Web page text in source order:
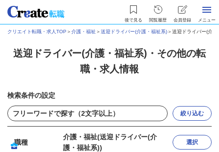
後で見る 閲覧履歴 会員登録 メニュー
クリエイト転職・求人TOP ＞介護・福祉＞送迎ドライバー(介護・福祉系)＞送迎ドライバー(介
送迎ドライバー(介護・福祉系)・その他の転
職・求人情報
検索条件の設定
絞り込む
職種
介護・福祉(送迎ドライバー(介
護・福祉系))
選択